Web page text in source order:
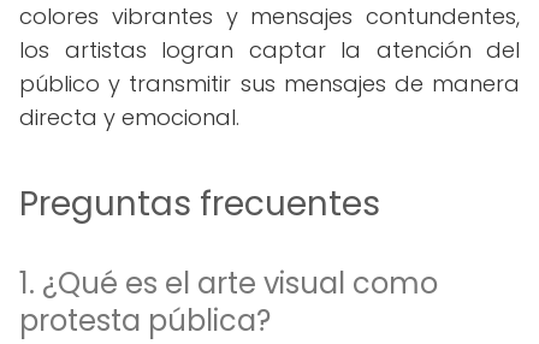
colores vibrantes y mensajes contundentes,
los artistas logran captar la atención del
público y transmitir sus mensajes de manera
directa y emocional.
Preguntas frecuentes
1. ¿Qué es el arte visual como
protesta pública?